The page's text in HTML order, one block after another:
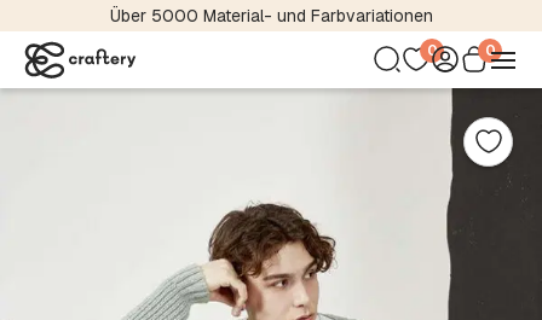
Über 5000 Material- und Farbvariationen
0 0